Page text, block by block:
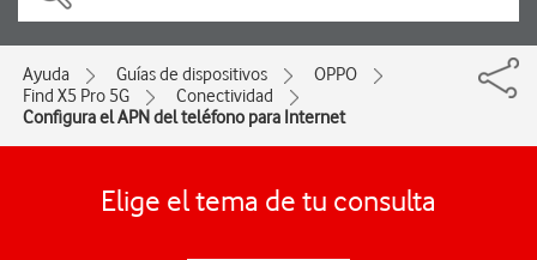
Ayuda Guías de dispositivos
OPPO
Find X5 Pro 5G
Conectividad
Configura el APN del teléfono para Internet
Elige el tema de tu consulta